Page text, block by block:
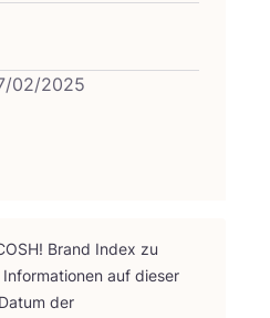
02/2025
! Brand Index zu
auf die­ser
der